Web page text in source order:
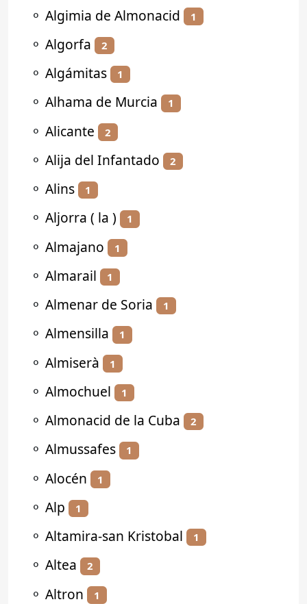
⚬ Algimia de Almonacid 1
⚬ Algorfa 2
⚬ Algámitas 1
⚬ Alhama de Murcia 1
⚬ Alicante 2
⚬ Alija del Infantado 2
⚬ Alins 1
⚬ Aljorra ( la ) 1
⚬ Almajano 1
⚬ Almarail 1
⚬ Almenar de Soria 1
⚬ Almensilla 1
⚬ Almiserà 1
⚬ Almochuel 1
⚬ Almonacid de la Cuba 2
⚬ Almussafes 1
⚬ Alocén 1
⚬ Alp 1
⚬ Altamira-san Kristobal 1
⚬ Altea 2
⚬ Altron 1